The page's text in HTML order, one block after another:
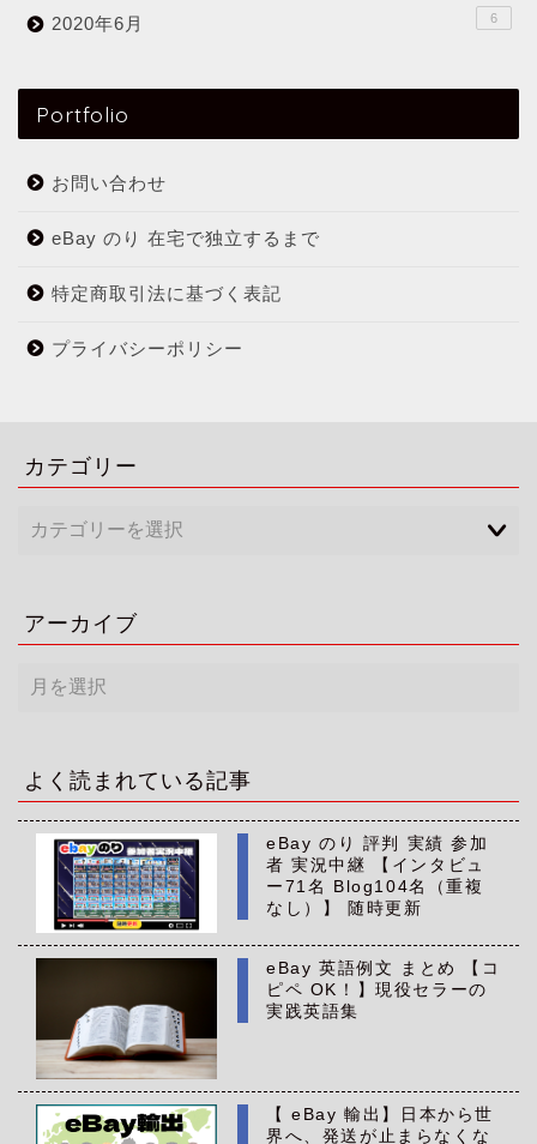
2020年6月 6
Portfolio
お問い合わせ
eBay のり 在宅で独立するまで
特定商取引法に基づく表記
プライバシーポリシー
カテゴリー
アーカイブ
ー
ブ
よく読まれている記事
eBay のり 評判 実績 参加
者 実況中継 【インタビュ
ー71名 Blog104名（重複
なし）】 随時更新
eBay 英語例文 まとめ 【コ
ピペ OK！】現役セラーの
実践英語集
【 eBay 輸出】日本から世
界へ、発送が止まらなくな